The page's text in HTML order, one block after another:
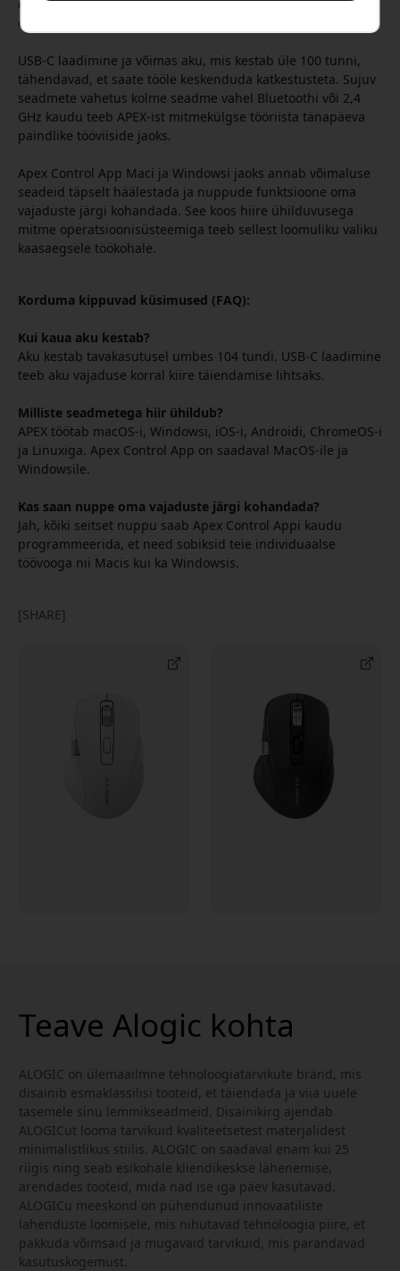
olukorras, olgu see detailne töö Photoshopis või kiire
dokumendihaldus.
USB-C laadimine ja võimas aku, mis kestab üle 100 tunni,
tähendavad, et saate tööle keskenduda katkestusteta. Sujuv
seadmete vahetus kolme seadme vahel Bluetoothi või 2,4
GHz kaudu teeb APEX-ist mitmekülgse tööriista tänapäeva
paindlike tööviiside jaoks.
Apex Control App Maci ja Windowsi jaoks annab võimaluse
seadeid täpselt häälestada ja nuppude funktsioone oma
vajaduste järgi kohandada. See koos hiire ühilduvusega
mitme operatsioonisüsteemiga teeb sellest loomuliku valiku
kaasaegsele töökohale.
Korduma kippuvad küsimused (FAQ):
Kui kaua aku kestab?
Aku kestab tavakasutusel umbes 104 tundi. USB-C laadimine
teeb aku vajaduse korral kiire täiendamise lihtsaks.
Milliste seadmetega hiir ühildub?
APEX töötab macOS-i, Windowsi, iOS-i, Androidi, ChromeOS-i
ja Linuxiga. Apex Control App on saadaval MacOS-ile ja
Windowsile.
Kas saan nuppe oma vajaduste järgi kohandada?
Jah, kõiki seitset nuppu saab Apex Control Appi kaudu
programmeerida, et need sobiksid teie individuaalse
töövooga nii Macis kui ka Windowsis.
[SHARE]
Teave Alogic kohta
ALOGIC on ülemaailmne tehnoloogiatarvikute bränd, mis
disainib esmaklassilisi tooteid, et täiendada ja viia uuele
tasemele sinu lemmikseadmeid. Disainikirg ajendab
ALOGICut looma tarvikuid kvaliteetsetest materjalidest
minimalistlikus stiilis. ALOGIC on saadaval enam kui 25
riigis ning seab esikohale kliendikeskse lähenemise,
arendades tooteid, mida nad ise iga päev kasutavad.
ALOGICu meeskond on pühendunud innovaatiliste
lahenduste loomisele, mis nihutavad tehnoloogia piire, et
pakkuda võimsaid ja mugavaid tarvikuid, mis parandavad
kasutuskogemust.